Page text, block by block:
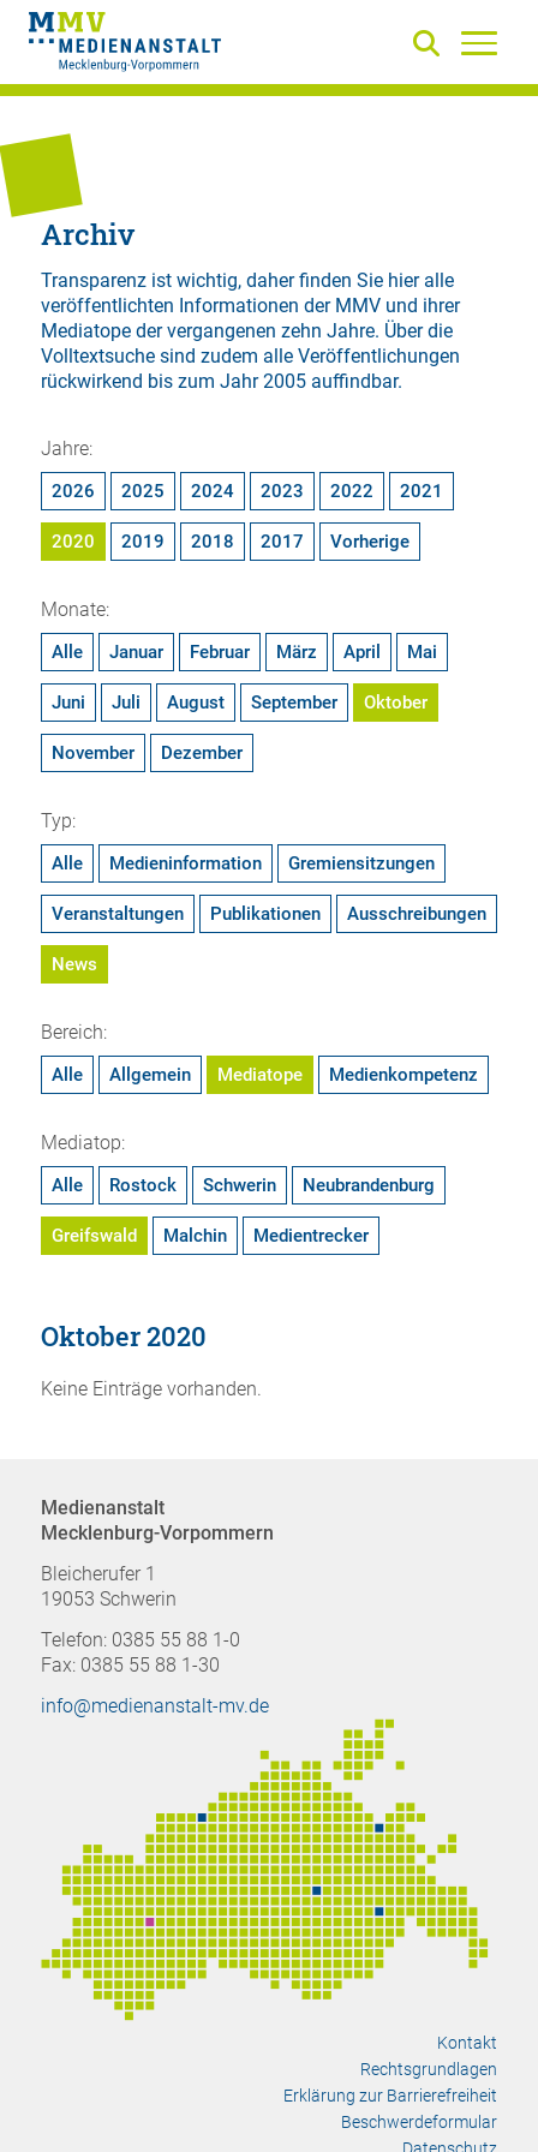
Archiv
Transparenz ist wichtig, daher finden Sie hier alle
veröffentlichten Informationen der MMV und ihrer
Mediatope der vergangenen zehn Jahre. Über die
Volltextsuchesind zudem alle Veröffentlichungen
rückwirkend bis zum Jahr 2005 auffindbar.
Jahre:
2026 2025 2024 2023 2022 2021
2020 2019 2018 2017 Vorherige
Monate:
Alle Januar Februar März April Mai
Juni Juli August September Oktober
November Dezember
Typ:
Alle Medieninformation Gremiensitzungen
Veranstaltungen Publikationen Ausschreibungen
News
Bereich:
Alle Allgemein Mediatope Medienkompetenz
Mediatop:
Alle Rostock Schwerin Neubrandenburg
Greifswald Malchin Medientrecker
Oktober 2020
Keine Einträge vorhanden.
Medienanstalt
Mecklenburg-Vorpommern
Bleicherufer 1
19053 Schwerin
Telefon: 0385 55 88 1-0
Fax: 0385 55 88 1-30
info@medienanstalt-mv.de
Kontakt
Rechtsgrundlagen
Erklärung zur Barrierefreiheit
Beschwerdeformular
Datenschutz